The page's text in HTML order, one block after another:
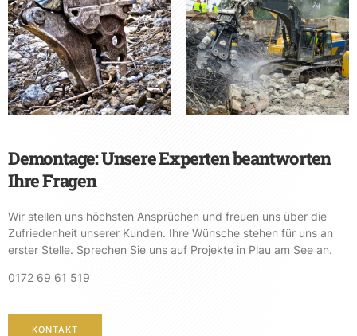
Demontage: Unsere Experten beantworten
Ihre Fragen
Wir stellen uns höchsten Ansprüchen und freuen uns über die
Zufriedenheit unserer Kunden. Ihre Wünsche stehen für uns an
erster Stelle. Sprechen Sie uns auf Projekte in Plau am See an.
0172 69 61 519
KONTAKT